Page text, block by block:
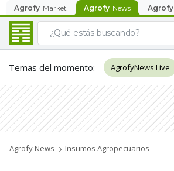
Agrofy Market Agrofy News Agrofy
Temas del momento: AgrofyNews Live
Agrofy News Insumos Agropecuarios